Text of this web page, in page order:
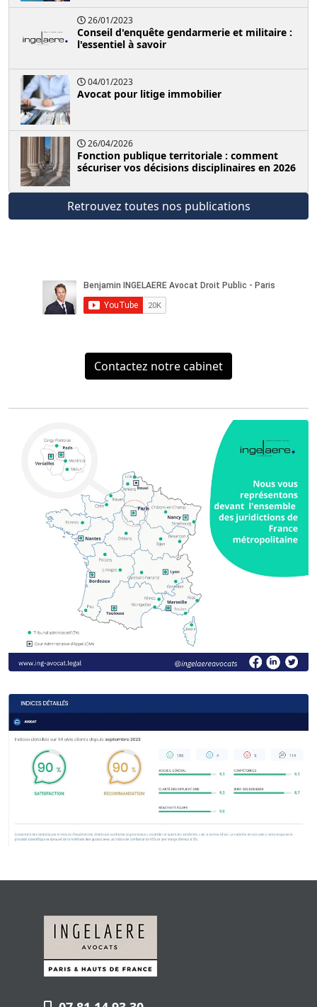
26/01/2023
Conseil d'enquête gendarmerie et militaire :
l'essentiel à savoir
04/01/2023
Avocat pour litige immobilier
26/04/2026
Fonction publique territoriale : comment
sécuriser vos décisions disciplinaires en 2026
Retrouvez toutes nos publications
Contactez notre cabinet